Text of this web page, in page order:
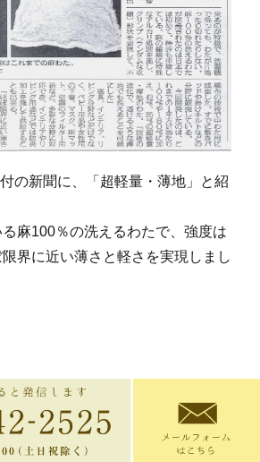
の新聞に、「超軽量・薄地」と紹
麻100％の洗えるわたで、強度は
界に近い薄さと軽さを実現しまし